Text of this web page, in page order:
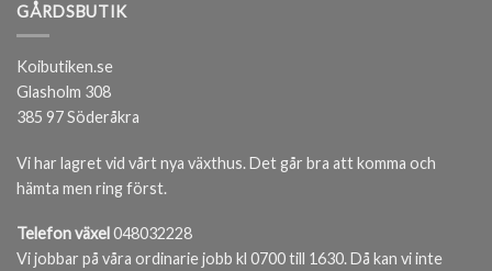
GÅRDSBUTIK
Koibutiken.se
Glasholm 308
385 97 Söderåkra
Vi har lagret vid vårt nya växthus. Det går bra att komma och
hämta men ring först.
Telefon växel048032228
Vi jobbar på våra ordinarie jobb kl 0700 till 1630. Då kan vi inte